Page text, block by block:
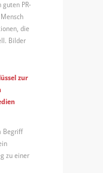
PR-
die
Bilder
zur
Begriff
zu einer